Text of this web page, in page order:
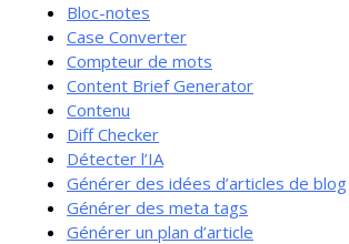
Bloc-notes
Case Converter
Compteur de mots
Content Brief Generator
Contenu
Diff Checker
Détecter l’IA
Générer des idées d’articles de blog
Générer des meta tags
Générer un plan d’article